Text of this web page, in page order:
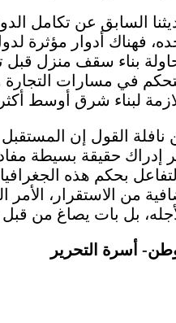
السابق عن تكامل
فهناك أدوار مؤثرة
بناء سقف منزل قبل
في مسارات التجارة
لبناء شرق أوسط
نافلة القول إن
إدراك حقيقة بسيطة
بحكم هذه
من الاستقرار،
بل بات يصاغ من
أسرة التحرير